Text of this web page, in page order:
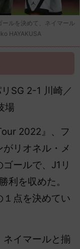
ルを決めて、ネイマール
HAYAKUSA
SG 2-1 川崎／
場
2022』、フ
リオネル・メ
ールで、J1リ
利を収めた。
１点を決めてい
イマールと揃